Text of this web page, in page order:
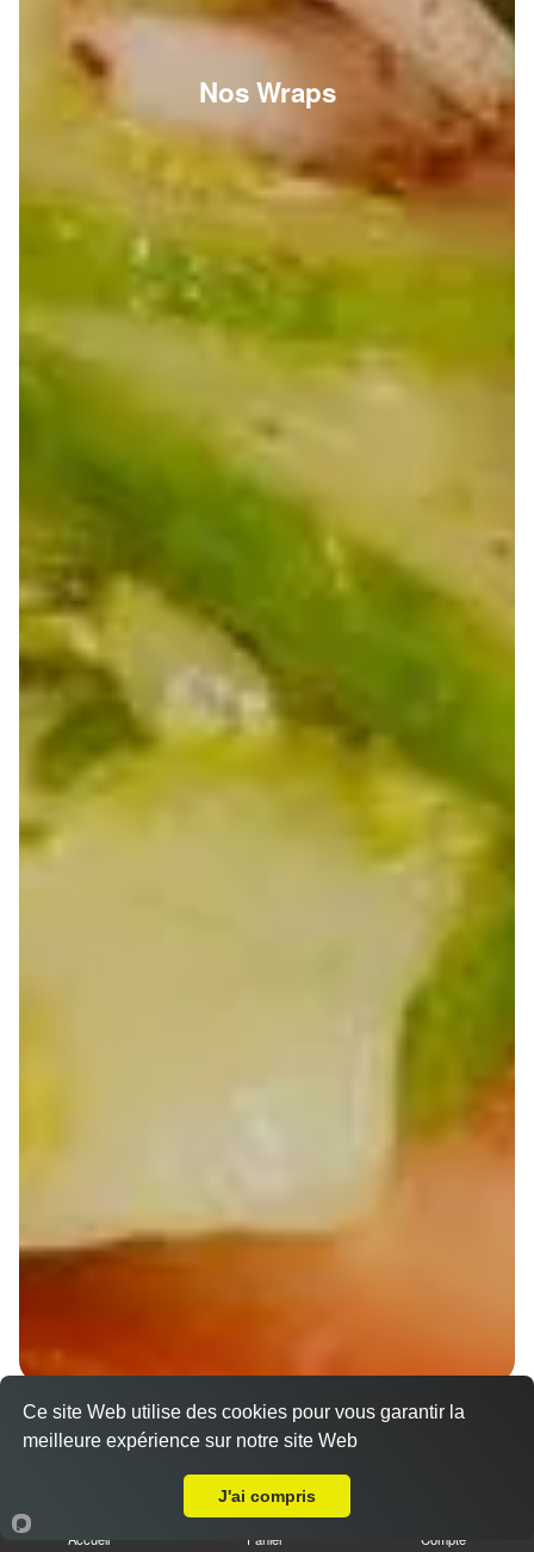
Nos Wraps
Wraps Chicken
8.50 €
Accueil Panier Compte
Ce site Web utilise des cookies pour vous garantir la
meilleure expérience sur notre site Web
J'ai compris